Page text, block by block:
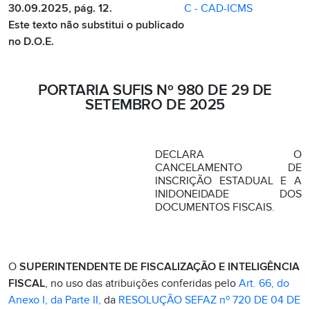
30.09.2025, pág. 12.
Este texto não substitui o publicado
no D.O.E.
C - CAD-ICMS
PORTARIA SUFIS Nº 980 DE 29 DE
SETEMBRO DE 2025
DECLARA O
CANCELAMENTO DE
INSCRIÇÃO ESTADUAL E A
INIDONEIDADE DOS
DOCUMENTOS FISCAIS.
O SUPERINTENDENTE DE FISCALIZAÇÃO E INTELIGÊNCIA
FISCAL, no uso das atribuições conferidas pelo Art. 66, do
Anexo I, da Parte II, da RESOLUÇÃO SEFAZ nº 720 DE 04 DE